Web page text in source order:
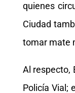
quienes
Ciudad
tomar mate
Al respecto,
Policía Vial;